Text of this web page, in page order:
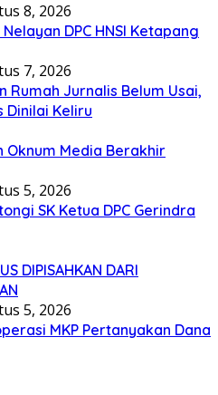
8, 2026
DPC HNSI Ketapang
7, 2026
Rumah Jurnalis Belum Usai,
Dinilai Keliru
Oknum Media Berakhir
5, 2026
SK Ketua DPC Gerindra
DIPISAHKAN DARI
5, 2026
MKP Pertanyakan Dana